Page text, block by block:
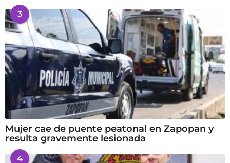
3
Mujer cae de puente peatonal en Zapopan y
resulta gravemente lesionada
4